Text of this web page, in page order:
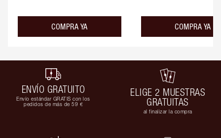
COMPRA YA COMPRA YA
ENVÍO GRATUITO
Envío estándar GRATIS con los
pedidos de más de 59 €
ELIGE 2 MUESTRAS
GRATUITAS
al finalizar la compra